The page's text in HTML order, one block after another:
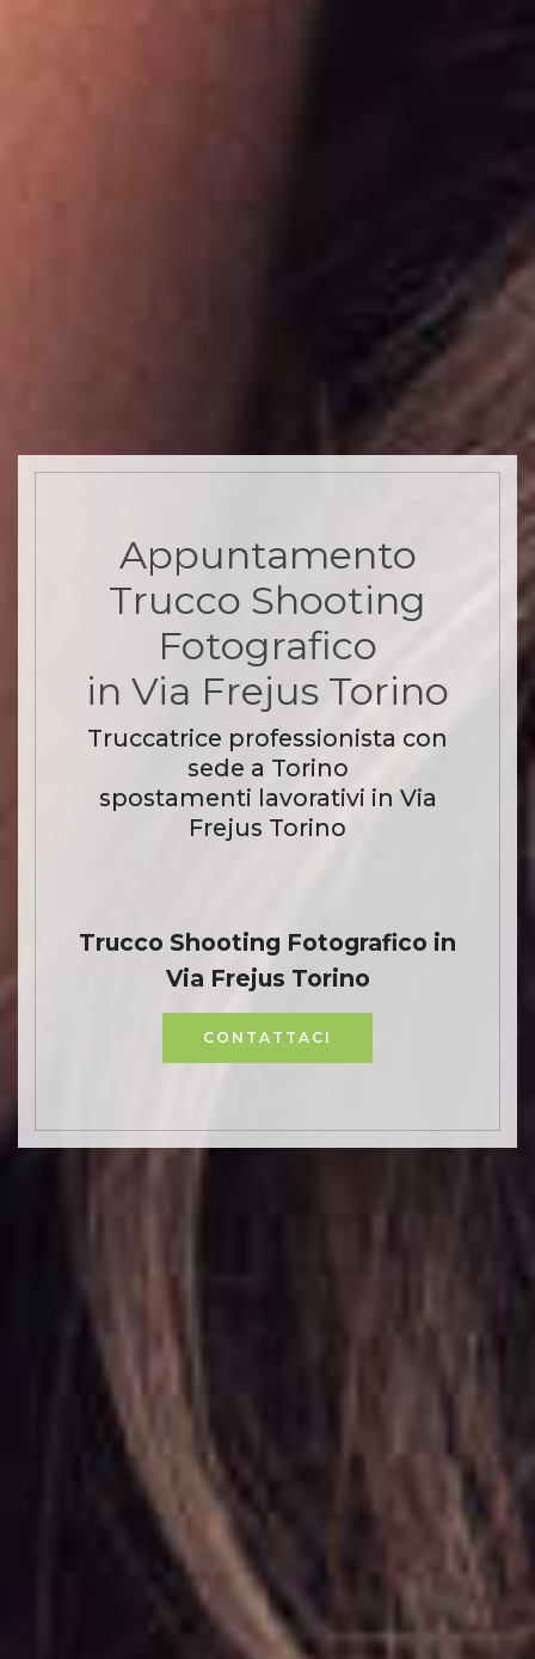
Appuntamento
Trucco Shooting
Fotografico
in Via Frejus Torino
Truccatrice professionista con
sede a Torino
spostamenti lavorativi in Via
Frejus Torino
Trucco Shooting Fotografico in
Via Frejus Torino
CONTATTACI